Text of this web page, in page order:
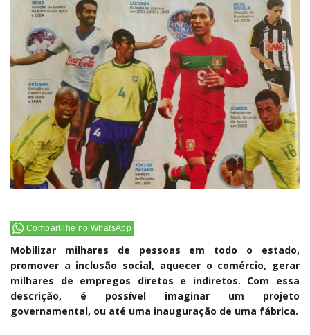
Compartilhe no WhatsApp
Mobilizar milhares de pessoas em todo o estado,
promover a inclusão social, aquecer o comércio, gerar
milhares de empregos diretos e indiretos. Com essa
descrição, é possível imaginar um projeto
governamental, ou até uma inauguração de uma fábrica.